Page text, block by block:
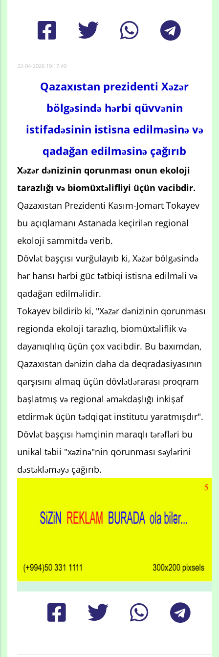
22-04-2026 19:17:49
Qazaxıstan prezidenti Xəzər
bölgəsində hərbi qüvvənin
istifadəsinin istisna edilməsinə və
qadağan edilməsinə çağırıb
Xəzər dənizinin qorunması onun ekoloji
tarazlığı və biomüxtəlifliyi üçün vacibdir.
Qazaxıstan Prezidenti Kasım-Jomart Tokayev
bu açıqlamanı Astanada keçirilən regional
ekoloji sammitdə verib.
Dövlət başçısı vurğulayıb ki, Xəzər bölgəsində
hər hansı hərbi güc tətbiqi istisna edilməli və
qadağan edilməlidir.
Tokayev bildirib ki, "Xəzər dənizinin qorunması
regionda ekoloji tarazlıq, biomüxtəliflik və
dayanıqlılıq üçün çox vacibdir. Bu baxımdan,
Qazaxıstan dənizin daha da deqradasiyasının
qarşısını almaq üçün dövlətlərarası proqram
başlatmış və regional əməkdaşlığı inkişaf
etdirmək üçün tədqiqat institutu yaratmışdır".
Dövlət başçısı həmçinin maraqlı tərəfləri bu
unikal təbii "xəzinə"nin qorunması səylərini
dəstəkləməyə çağırıb.